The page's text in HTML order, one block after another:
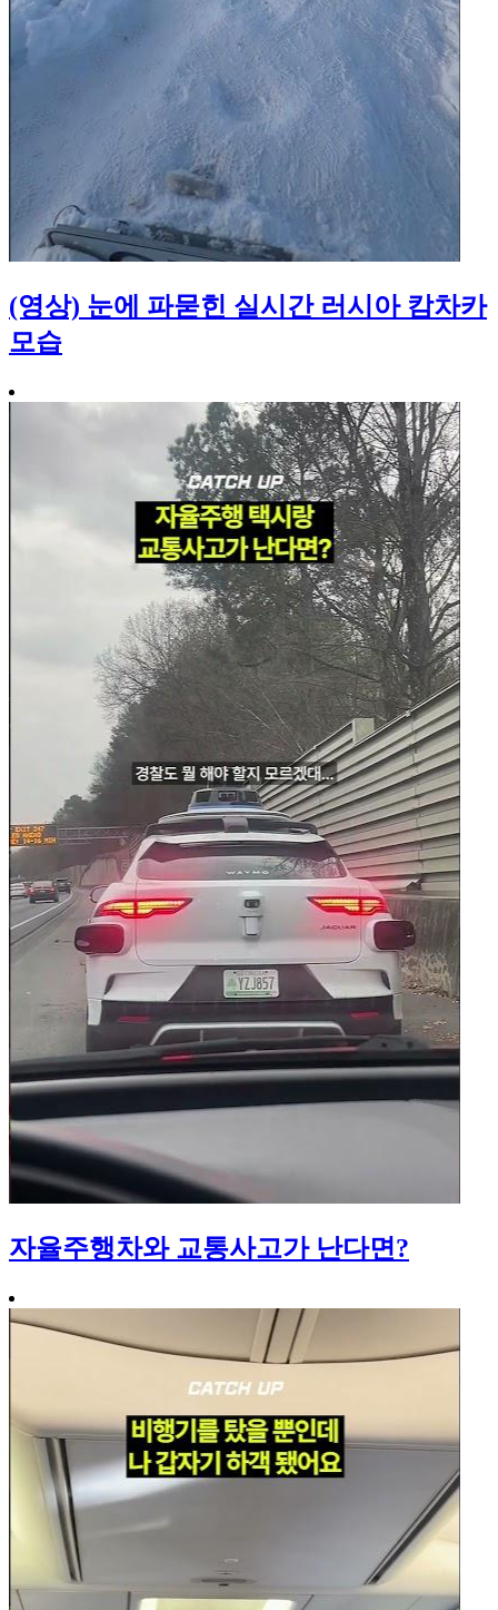
(영상) 눈에 파묻힌 실시간 러시아 캄차카
모습
자율주행차와 교통사고가 난다면?